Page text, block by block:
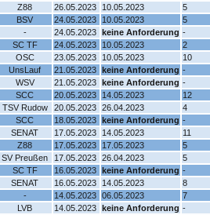
Z88 26.05.2023 10.05.2023
5
BSV 24.05.2023 10.05.2023
5
- 24.05.2023 keine Anforderung -
SC TF 24.05.2023 10.05.2023
2
OSC 23.05.2023 10.05.2023
10
UnsLauf 21.05.2023 keine Anforderung -
WSV 21.05.2023 keine Anforderung -
SCC 20.05.2023 14.05.2023
12
TSV Rudow 20.05.2023 26.04.2023
4
SCC 18.05.2023 keine Anforderung -
SENAT 17.05.2023 14.05.2023
11
Z88 17.05.2023 17.05.2023
5
SV Preußen 17.05.2023 26.04.2023
5
SC TF 16.05.2023 keine Anforderung -
SENAT 16.05.2023 14.05.2023
8
- 14.05.2023 06.05.2023
7
LVB 14.05.2023 keine Anforderung -